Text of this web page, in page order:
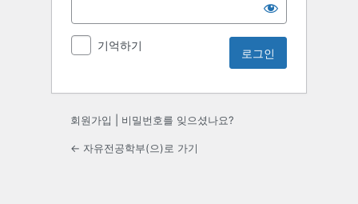
기억하기
회원가입 비밀번호를 잊으셨나요?
← 자유전공학부(으)로 가기